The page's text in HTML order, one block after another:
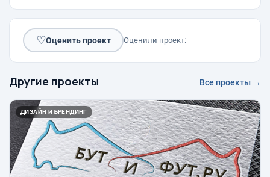
♡Оценить проект Оценили проект:
Другие проекты Все проекты →
ДИЗАЙН И БРЕНДИНГ